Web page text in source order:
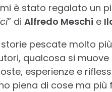
mi è stato regalato un
” di Alfredo Meschi e
pescate molto
qualcosa si muove
esperienze e
piena di cose ma più